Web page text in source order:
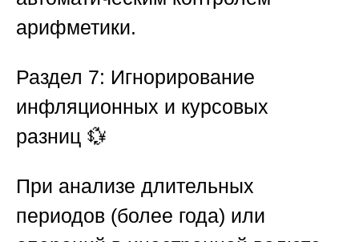
арифметики.
Раздел 7: Игнорирование
инфляционных и курсовых
разниц 💱
При анализе длительных
периодов (более года) или